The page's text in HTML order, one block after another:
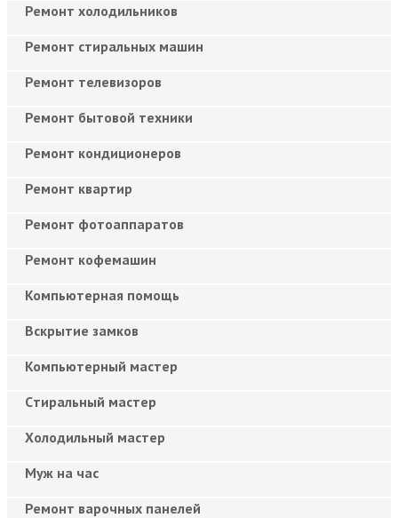
Ремонт холодильников
Ремонт стиральных машин
Ремонт телевизоров
Ремонт бытовой техники
Ремонт кондиционеров
Ремонт квартир
Ремонт фотоаппаратов
Ремонт кофемашин
Компьютерная помощь
Вскрытие замков
Компьютерный мастер
Cтиральный мастер
Холодильный мастер
Муж на час
Ремонт варочных панелей